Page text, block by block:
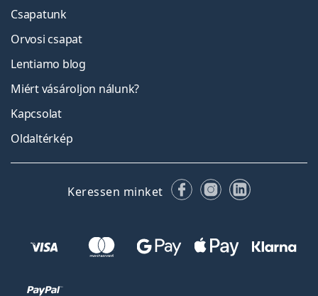
Csapatunk
Orvosi csapat
Lentiamo blog
Miért vásároljon nálunk?
Kapcsolat
Oldaltérkép
Keressen minket FacebookInstagram
LinkedIn